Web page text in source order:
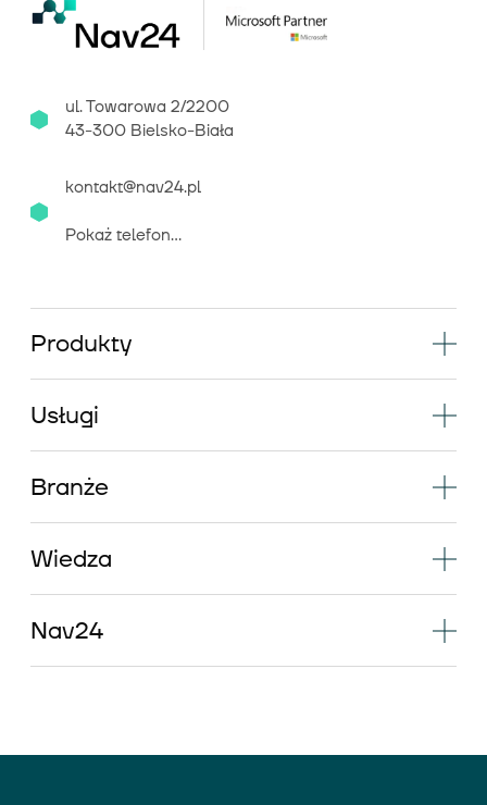
ul. Towarowa 2/2200
43-300 Bielsko-Biała
kontakt@nav24.pl
Pokaż telefon...
Produkty
Usługi
Branże
Wiedza
Nav24